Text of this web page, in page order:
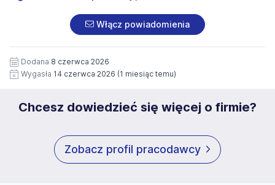
załączonych dokumentach aplikacyjnych (w tym
wizerunku), na potrzeby przyszłych rekrutacji przez okres
12 miesięcy. Zgoda jest dobrowolna i może być w każdym
czasie wycofana.
Włącz powiadomienia
Dodana 8 czerwca 2026
Wygasła 14 czerwca 2026 (1 miesiąc temu)
Chcesz dowiedzieć się więcej o firmie?
Zobacz profil pracodawcy